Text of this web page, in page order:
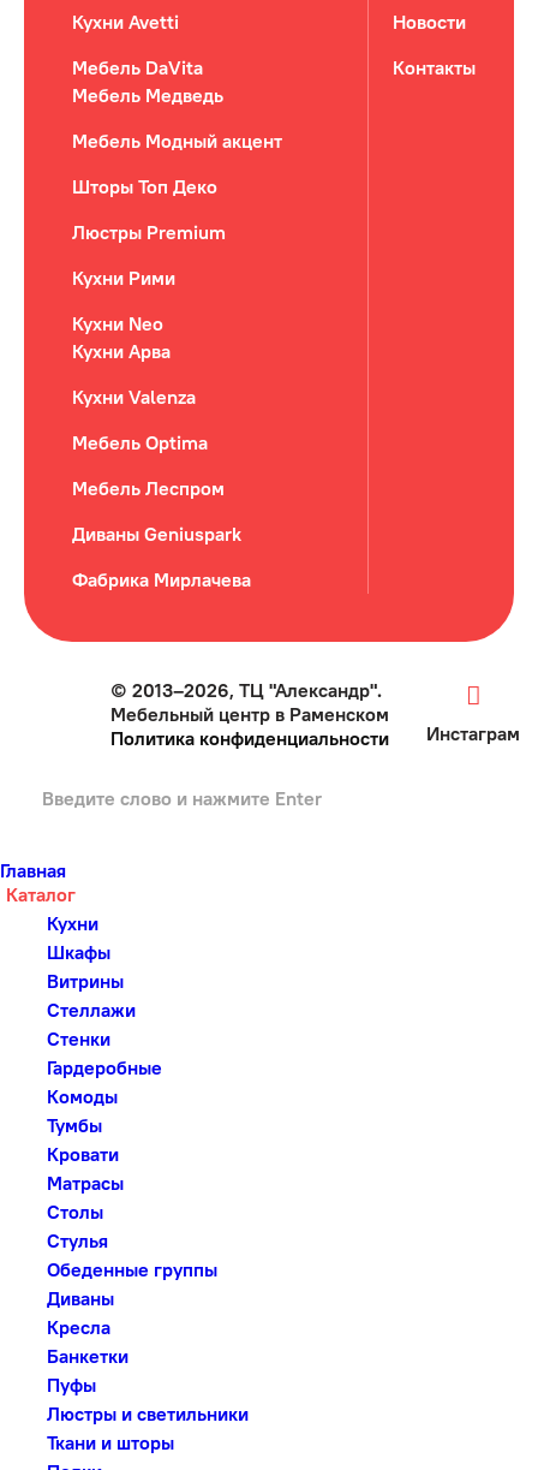
Кухни Avetti
Мебель DaVita
Мебель Медведь
Мебель Модный акцент
Шторы Топ Деко
Люстры Premium
Кухни Рими
Кухни Neo
Кухни Арва
Кухни Valenza
Мебель Optima
Мебель Леспром
Диваны Geniuspark
Фабрика Мирлачева
Новости
Контакты
© 2013–2026, ТЦ "Александр".
Мебельный центр в Раменском
Политика конфиденциальности
Инстаграм
Главная
Каталог
Кухни
Шкафы
Витрины
Стеллажи
Стенки
Гардеробные
Комоды
Тумбы
Кровати
Матрасы
Столы
Стулья
Обеденные группы
Диваны
Кресла
Банкетки
Пуфы
Люстры и светильники
Ткани и шторы